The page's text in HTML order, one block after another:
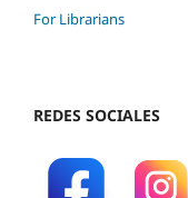
For Librarians
REDES SOCIALES